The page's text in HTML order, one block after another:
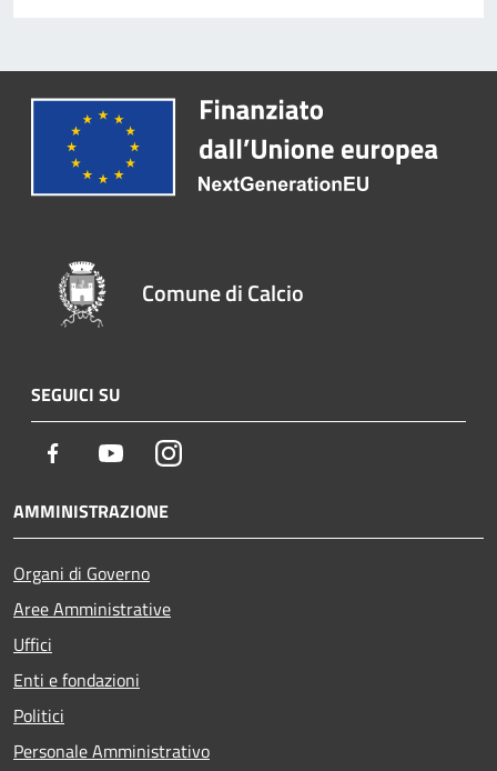
Comune di Calcio
SEGUICI SU
Facebook YoutubeInstagram
AMMINISTRAZIONE
Organi di Governo
Aree Amministrative
Uffici
Enti e fondazioni
Politici
Personale Amministrativo